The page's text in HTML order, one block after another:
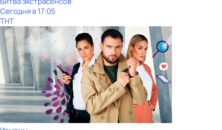
Сегодня в 17:05
ТНТ